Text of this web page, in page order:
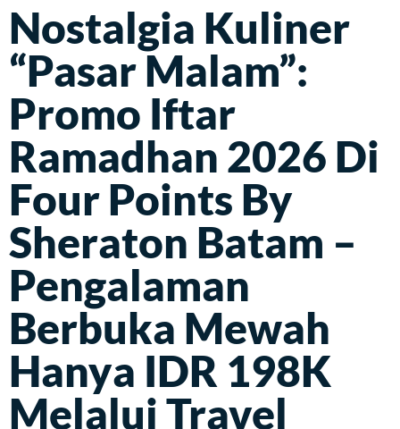
Nostalgia Kuliner
“Pasar Malam”:
Promo Iftar
Ramadhan 2026 Di
Four Points By
Sheraton Batam –
Pengalaman
Berbuka Mewah
Hanya IDR 198K
Melalui Travel